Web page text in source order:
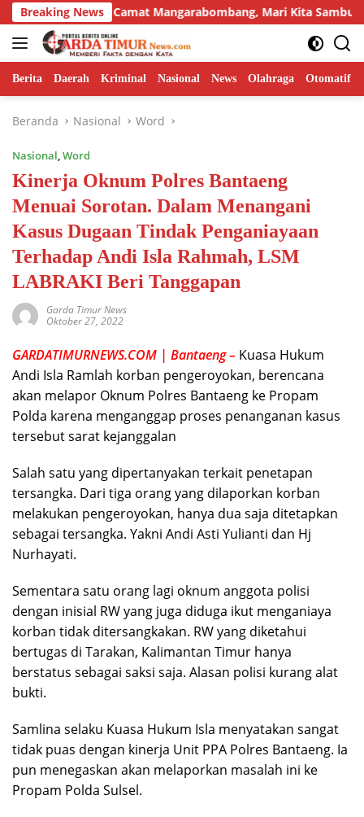
Langsung
ke
konten
Breaking News
Camat Mangarabombang, Mari Kita Sambut HUT ke-81
Berita Daerah Kriminal Nasional News Olahraga Otomatif
Beranda Nasional Word
Nasional,Word
Kinerja Oknum Polres Bantaeng
Menuai Sorotan. Dalam Menangani
Kasus Dugaan Tindak Penganiayaan
Terhadap Andi Isla Rahmah, LSM
LABRAKI Beri Tanggapan
Garda Timur News
Oktober 27, 2022
GARDATIMURNEWS.COM | Bantaeng – Kuasa Hukum
Andi Isla Ramlah korban pengeroyokan, berencana
akan melapor Oknum Polres Bantaeng ke Propam
Polda karena menganggap proses penanganan kasus
tersebut sarat kejanggalan
Salah satu yang dipertanyakan terkait penetapan
tersangka. Dari tiga orang yang dilaporkan korban
melakukan pengeroyokan, hanya dua saja ditetapkan
sebagai tersangka. Yakni Andi Asti Yulianti dan Hj
Nurhayati.
Sementara satu orang lagi oknum anggota polisi
dengan inisial RW yang juga diduga ikut menganiaya
korban tidak ditersangkakan. RW yang diketahui
bertugas di Tarakan, Kalimantan Timur hanya
berstatus sebagai saksi saja. Alasan polisi kurang alat
bukti.
Samlina selaku Kuasa Hukum Isla menyatakan sangat
tidak puas dengan kinerja Unit PPA Polres Bantaeng. Ia
pun menegaskan akan melaporkan masalah ini ke
Propam Polda Sulsel.